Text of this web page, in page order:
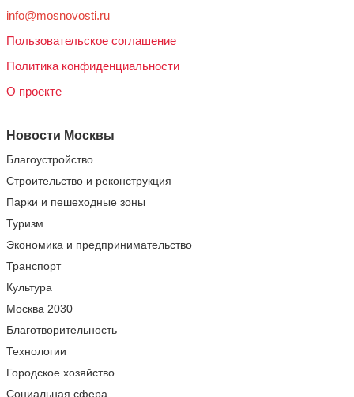
info@mosnovosti.ru
Пользовательское соглашение
Политика конфиденциальности
О проекте
Новости Москвы
Благоустройство
Строительство и реконструкция
Парки и пешеходные зоны
Туризм
Экономика и предпринимательство
Транспорт
Культура
Москва 2030
Благотворительность
Технологии
Городское хозяйство
Социальная сфера